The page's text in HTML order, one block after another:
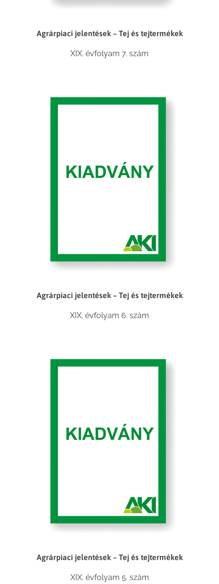
Agrárpiaci jelentések – Tej és tejtermékek
XIX. évfolyam 7. szám
Agrárpiaci jelentések – Tej és tejtermékek
XIX. évfolyam 6. szám
Agrárpiaci jelentések – Tej és tejtermékek
XIX. évfolyam 5. szám